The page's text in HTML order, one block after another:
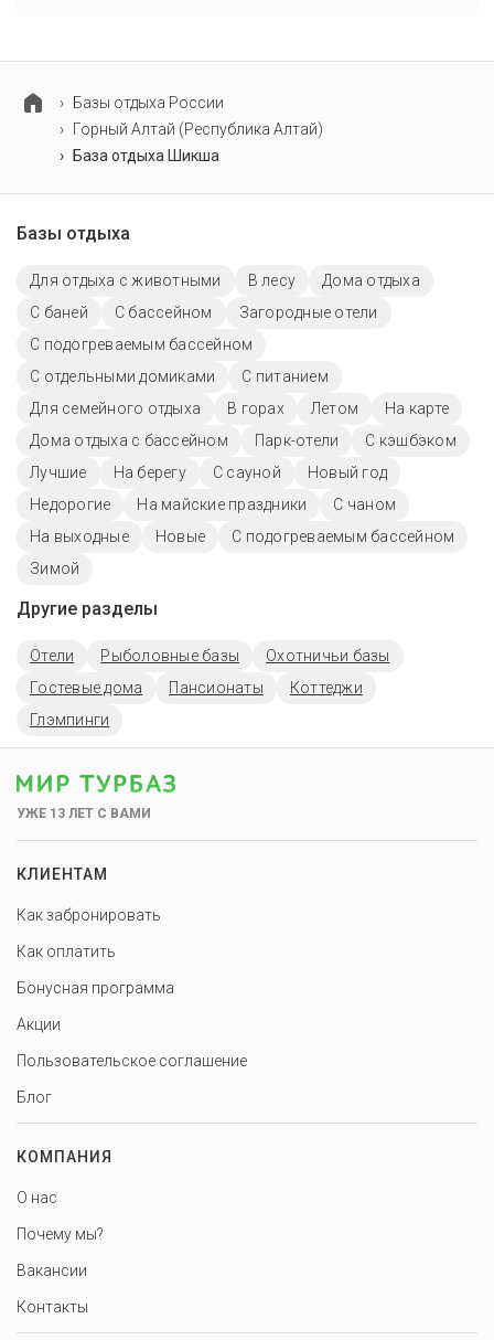
Базы отдыха России
Горный Алтай (Республика Алтай)
База отдыха Шикша
Базы отдыха
Для отдыха с животными В лесу
Дома отдыха
С баней
С бассейном
Загородные отели
С подогреваемым бассейном
С отдельными домиками
С питанием
Для семейного отдыха
В горах Летом
На карте
Дома отдыха с бассейном
Парк-отели
С кэшбэком
Лучшие
На берегу С сауной
Новый год
Недорогие
На майские праздники
С чаном
На выходные
Новые
С подогреваемым бассейном
Зимой
Другие разделы
Отели Рыболовные базы
Охотничьи базы
Гостевые дома
Пансионаты
Коттеджи
Глэмпинги
УЖЕ 13 ЛЕТ С ВАМИ
КЛИЕНТАМ
Как забронировать
Как оплатить
Бонусная программа
Акции
Пользовательское соглашение
Блог
КОМПАНИЯ
О нас
Почему мы?
Вакансии
Контакты